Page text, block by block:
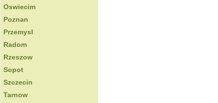
Oswiecim
Poznan
Przemysl
Radom
Rzeszow
Sopot
Szczecin
Tarnow